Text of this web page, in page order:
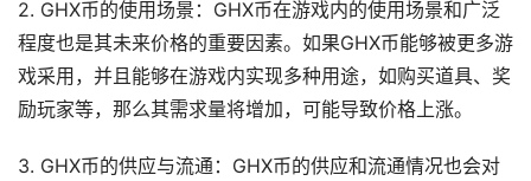
2. GHX币的使用场景：GHX币在游戏内的使用场景和广泛
程度也是其未来价格的重要因素。如果GHX币能够被更多游
戏采用，并且能够在游戏内实现多种用途，如购买道具、奖
励玩家等，那么其需求量将增加，可能导致价格上涨。
3. GHX币的供应与流通：GHX币的供应和流通情况也会对